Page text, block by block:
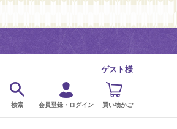
ゲスト様
検索 会員登録・ログイン 買い物かご